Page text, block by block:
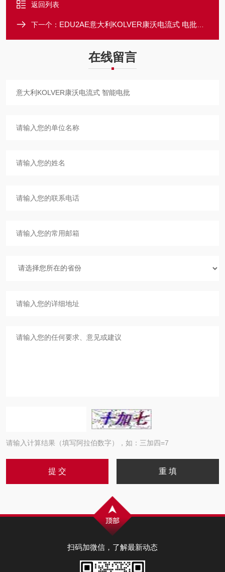
返回列表
下一个： EDU2AE意大利KOLVER康沃电流式 电批电源控制器
在线留言
请输入计算结果（填写阿拉伯数字），如：三加四=7
扫码加微信，了解最新动态